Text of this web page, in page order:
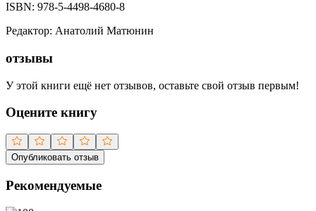
ISBN: 978-5-4498-4680-8
Редактор: Анатолий Матюнин
отзывы
У этой книги ещё нет отзывов, оставьте свой отзыв первым!
Оцените книгу
Опубликовать отзыв
Рекомендуемые